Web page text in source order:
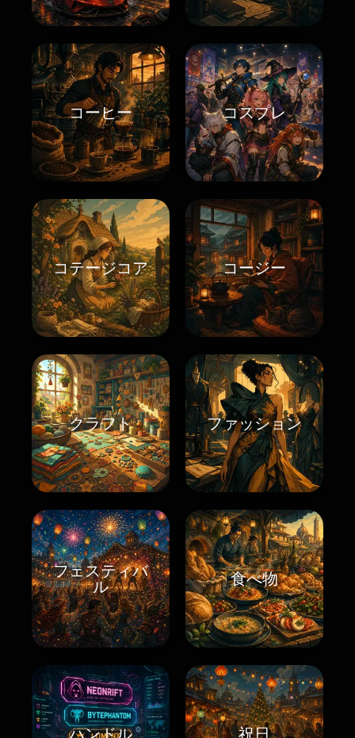
コーヒー コスプレ
コテージコア コージー
クラフト ファッション
フェスティバ
ル
食べ物
ハンドル 祝日